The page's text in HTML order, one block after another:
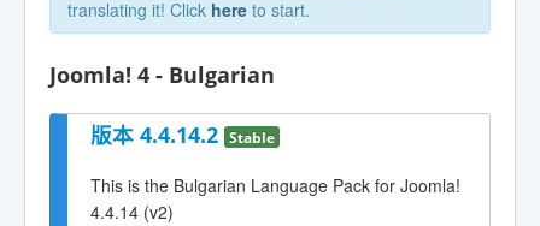
translating it! Click here to start.
Joomla! 4 - Bulgarian
版本 4.4.14.2 Stable
This is the Bulgarian Language Pack for Joomla!
4.4.14 (v2)